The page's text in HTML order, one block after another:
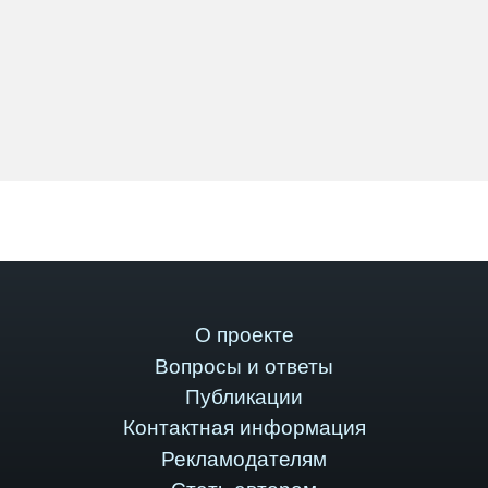
О проекте
Вопросы и ответы
Публикации
Контактная информация
Рекламодателям